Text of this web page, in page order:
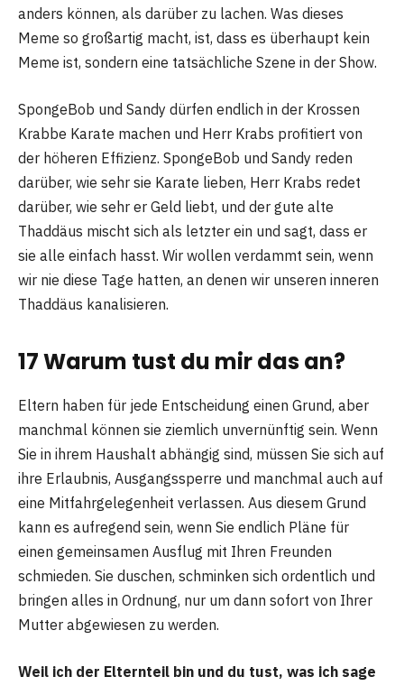
anders können, als darüber zu lachen. Was dieses
Meme so großartig macht, ist, dass es überhaupt kein
Meme ist, sondern eine tatsächliche Szene in der Show.
SpongeBob und Sandy dürfen endlich in der Krossen
Krabbe Karate machen und Herr Krabs profitiert von
der höheren Effizienz. SpongeBob und Sandy reden
darüber, wie sehr sie Karate lieben, Herr Krabs redet
darüber, wie sehr er Geld liebt, und der gute alte
Thaddäus mischt sich als letzter ein und sagt, dass er
sie alle einfach hasst. Wir wollen verdammt sein, wenn
wir nie diese Tage hatten, an denen wir unseren inneren
Thaddäus kanalisieren.
17 Warum tust du mir das an?
Eltern haben für jede Entscheidung einen Grund, aber
manchmal können sie ziemlich unvernünftig sein. Wenn
Sie in ihrem Haushalt abhängig sind, müssen Sie sich auf
ihre Erlaubnis, Ausgangssperre und manchmal auch auf
eine Mitfahrgelegenheit verlassen. Aus diesem Grund
kann es aufregend sein, wenn Sie endlich Pläne für
einen gemeinsamen Ausflug mit Ihren Freunden
schmieden. Sie duschen, schminken sich ordentlich und
bringen alles in Ordnung, nur um dann sofort von Ihrer
Mutter abgewiesen zu werden.
Weil ich der Elternteil bin und du tust, was ich sage